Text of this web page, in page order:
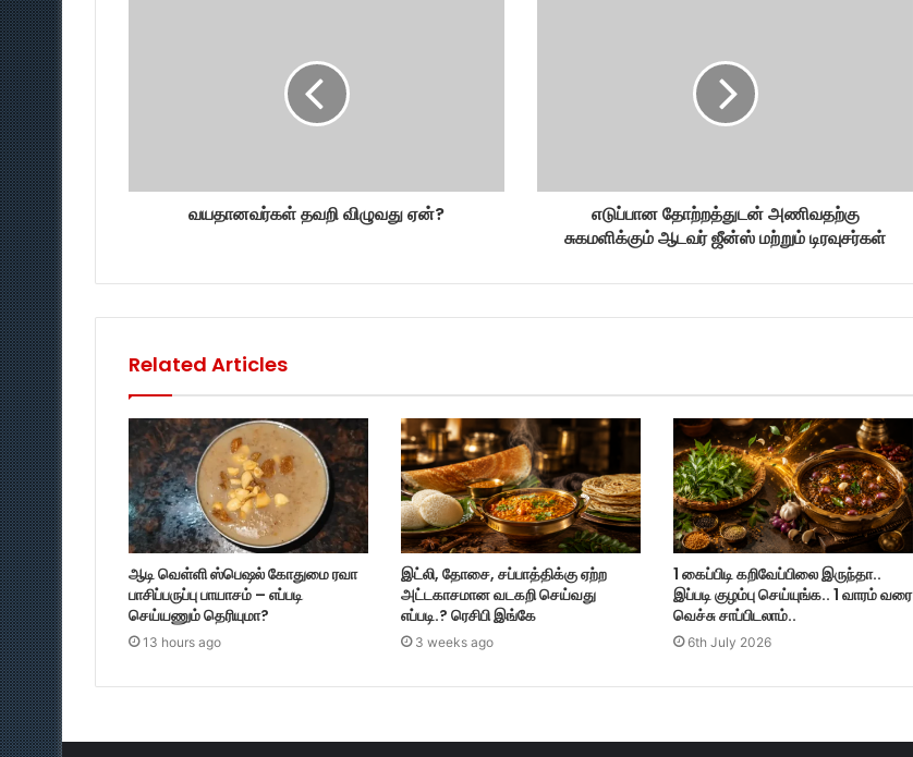
வயதானவர்கள் தவறி விழுவது ஏன்?
எடுப்பான தோற்றத்துடன் அணிவதற்கு
சுகமளிக்கும் ஆடவர் ஜீன்ஸ் மற்றும் டிரவுசர்கள்
Related Articles
ஆடி வெள்ளி ஸ்பெஷல் கோதுமை ரவா
பாசிப்பருப்பு பாயாசம் – எப்படி
செய்யணும் தெரியுமா?
13 hours ago
இட்லி, தோசை, சப்பாத்திக்கு ஏற்ற
அட்டகாசமான வடகறி செய்வது
எப்படி.? ரெசிபி இங்கே
3 weeks ago
1 கைப்பிடி கறிவேப்பிலை இருந்தா..
இப்படி குழம்பு செய்யுங்க.. 1 வாரம் வரை
வெச்சு சாப்பிடலாம்..
6th July 2026